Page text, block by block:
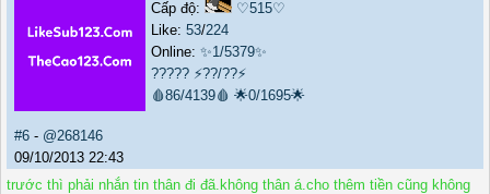
Cấp độ:
♡515♡
Like: 53/224
Online: ✨1/5379✨
????? ⚡??/??⚡
🩸86/4139🩸 🌟0/1695🌟
#6 - @268146
09/10/2013 22:43
trước thì phải nhắn tin thân đi đã.không thân á.cho thêm tiền cũng không